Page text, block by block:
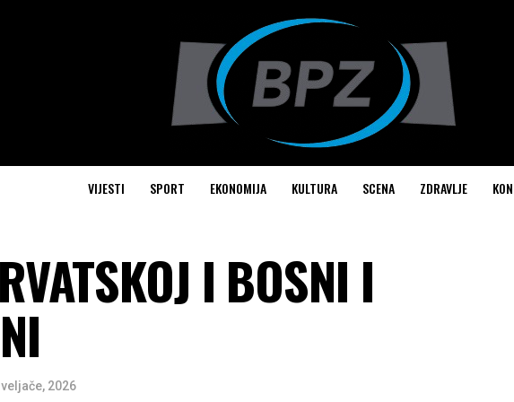
VIJESTI SPORT EKONOMIJA KULTURA SCENA ZDRAVLJE
I BOSNI I
veljače, 2026